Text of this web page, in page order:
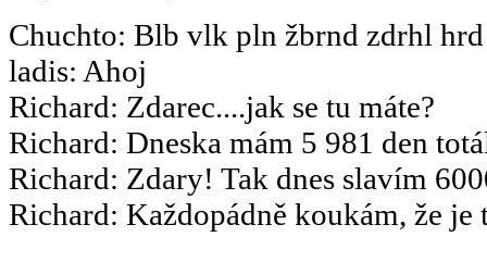
Chuchto: Blb vlk pln žbrnd zdrhl
ladis: Ahoj
Richard: Zdarec....jak se tu máte?
Richard: Dneska mám 5 981 den
Richard: Zdary! Tak dnes slavím
Richard: Každopádně koukám, že